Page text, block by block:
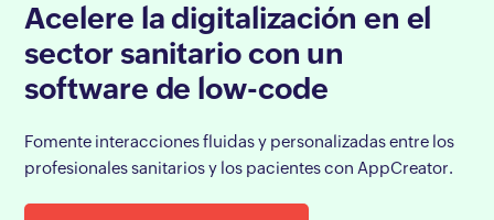
Acelere la digitalización en el
sector sanitario con un
software de low-code
Fomente interacciones fluidas y personalizadas entre los
profesionales sanitarios y los pacientes con AppCreator.